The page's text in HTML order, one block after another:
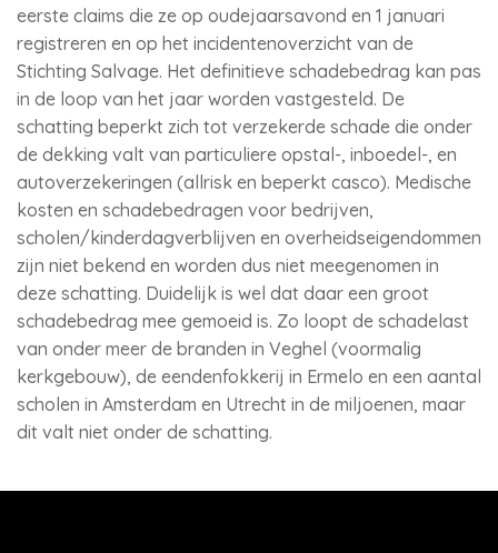
eerste claims die ze op oudejaarsavond en 1 januari
registreren en op het incidentenoverzicht van de
Stichting Salvage. Het definitieve schadebedrag kan pas
in de loop van het jaar worden vastgesteld. De
schatting beperkt zich tot verzekerde schade die onder
de dekking valt van particuliere opstal-, inboedel-, en
autoverzekeringen (allrisk en beperkt casco). Medische
kosten en schadebedragen voor bedrijven,
scholen/kinderdagverblijven en overheidseigendommen
zijn niet bekend en worden dus niet meegenomen in
deze schatting. Duidelijk is wel dat daar een groot
schadebedrag mee gemoeid is. Zo loopt de schadelast
van onder meer de branden in Veghel (voormalig
kerkgebouw), de eendenfokkerij in Ermelo en een aantal
scholen in Amsterdam en Utrecht in de miljoenen, maar
dit valt niet onder de schatting.